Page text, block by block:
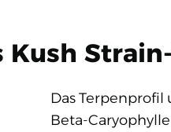
Kush
Das
Beta-